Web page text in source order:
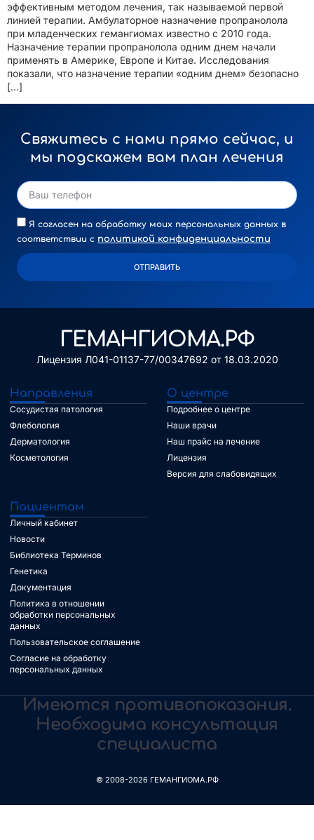
эффективным методом лечения, так называемой первой
линией терапии. Амбулаторное назначение пропранолола
при младенческих гемангиомах известно с 2010 года.
Назначение терапии пропранолола одним днем начали
применять в Америке, Европе и Китае. Исследования
показали, что назначение терапии «одним днем» безопасно
[…]
Свяжитесь с нами прямо сейчас, и
мы подскажем вам план лечения
Я согласен на обработку моих персональных данных в
соответствии с политикой конфиденциальности
ОТПРАВИТЬ
ГЕМАНГИОМА.РФ
Лицензия Л041-01137-77/00347692 от 18.03.2020
Направления
Сосудистая патология
Флебология
Дерматология
Косметология
О центре
Подробнее о центре
Наши врачи
Наш прайс на лечение
Лицензия
Версия для слабовидящих
Пациентам
Личный кабинет
Новости
Библиотека Терминов
Генетика
Документация
Политика в отношении
обработки персональных
данных
Пользовательское соглашение
Согласие на обработку
персональных данных
Имеются противопоказания.
Необходима консультация
специалиста
© 2008-2026 ГЕМАНГИОМА.РФ